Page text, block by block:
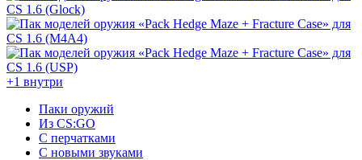
+1 внутри
Паки оружий
Из CS:GO
С перчатками
С новыми звуками